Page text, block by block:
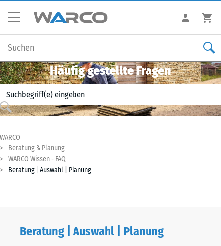
Häufig gestellte Fragen
WARCO
Beratung & Planung
WARCO Wissen - FAQ
Beratung | Auswahl | Planung
Beratung | Auswahl | Planung